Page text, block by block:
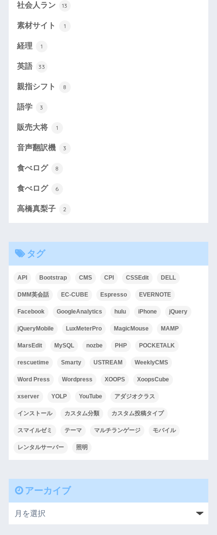
社会人ラン 13
素材サイト 1
経理 1
英語 33
親指シフト 8
語学 3
販売大将 1
音声翻訳機 3
食べログ 8
食べログ 6
高橋真梨子 2
タグ
API Bootstrap CMS CPI CSSEdit DELL
DMM英会話 EC-CUBE Espresso EVERNOTE
Facebook GoogleAnalytics hulu iPhone jQuery
jQueryMobile LuxMeterPro MagicMouse MAMP
MarsEdit MySQL nozbe PHP POCKETALK
rescuetime Smarty USTREAM WeeklyCMS
Word Press Wordpress XOOPS XoopsCube
xserver YOLP YouTube アダジオクラス
インストール カスタム分類 カスタム投稿タイプ
スマイルゼミ テーマ マルチランゲージ モバイル
レンタルサーバー 照明
アーカイブ